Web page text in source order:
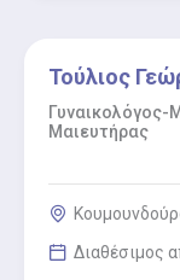
Τούλιος
Γυναικολόγος-
Μαιευτήρας
Διαθέσιμος